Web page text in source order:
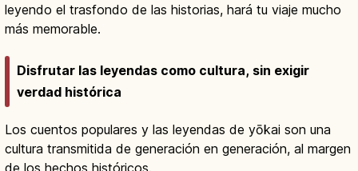
leyendo el trasfondo de las historias, hará tu viaje mucho
más memorable.
Disfrutar las leyendas como cultura, sin exigir
verdad histórica
Los cuentos populares y las leyendas de yōkai son una
cultura transmitida de generación en generación, al margen